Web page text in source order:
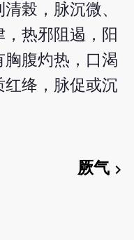
榖，脉沉微、
热邪阻遏，阳
腹灼热，口渴
绛，脉促或沉
厥气chevron_right